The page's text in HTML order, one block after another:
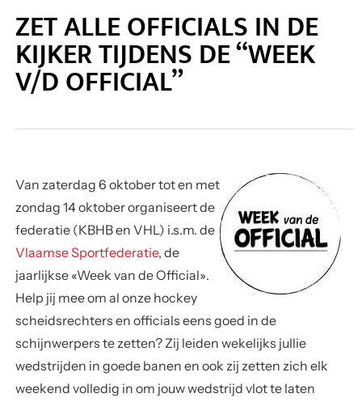
ZET ALLE OFFICIALS IN DE
KIJKER TIJDENS DE “WEEK
V/D OFFICIAL”
Van zaterdag 6 oktober tot en met
zondag 14 oktoberorganiseert de
federatie (KBHB en VHL) i.s.m. de
Vlaamse Sportfederatie, de
jaarlijkse «Week van de Official».
Help jij mee om al onze hockey
scheidsrechters en officials eens goed in de
schijnwerpers te zetten? Zij leiden wekelijks jullie
wedstrijden in goede banen en ook zij zetten zich elk
weekend volledig in om jouw wedstrijd vlot te laten